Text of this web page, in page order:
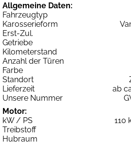
Allgemeine Daten:
Fahrzeugtyp
Karosserieform
Erst-Zul.
Getriebe
Kilometerstand
Anzahl der Türen
Farbe
Standort
Lieferzeit
ab
Unsere Nummer
Motor:
kW / PS
110
Treibstoff
Hubraum